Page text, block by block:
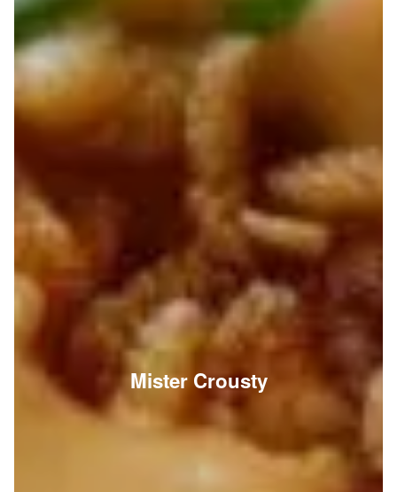
Mister Crousty